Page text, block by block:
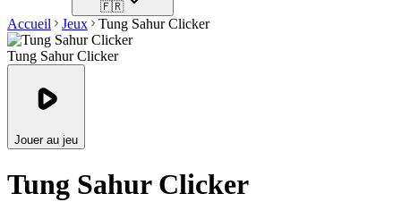
🇫🇷
Accueil Jeux Tung Sahur Clicker
Tung Sahur Clicker
Jouer au jeu
Tung Sahur Clicker